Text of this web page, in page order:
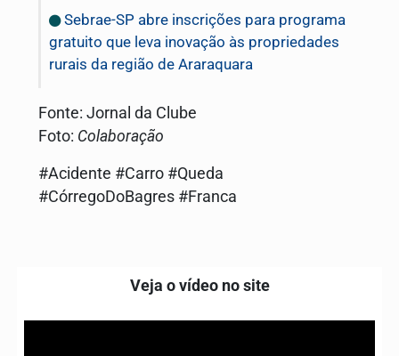
Sebrae-SP abre inscrições para programa
gratuito que leva inovação às propriedades
rurais da região de Araraquara
Fonte: Jornal da Clube
Foto: Colaboração
#Acidente #Carro #Queda
#CórregoDoBagres #Franca
Veja o vídeo no site